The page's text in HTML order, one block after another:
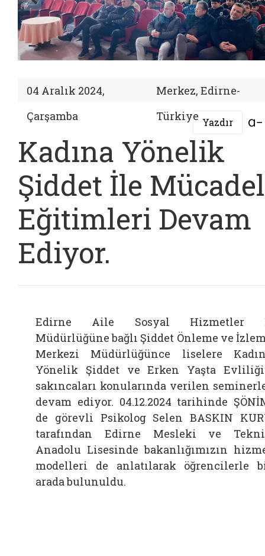
04 Aralık 2024,
Çarşamba
Merkez, Edirne-
Türkiye Yazdır
Kadına Yönelik
Şiddet İle
Eğitimleri Devam
Ediyor.
Edirne Aile Sosyal Hizmetler
Müdürlüğüne bağlı Şiddet Önleme ve
Merkezi Müdürlüğünce liselere
Yönelik Şiddet ve Erken Yaşta
sakıncaları konularında verilen
devam ediyor. 04.12.2024 tarihinde
de görevli Psikolog Selen BASKIN
tarafından Edirne Mesleki ve
Anadolu Lisesinde bakanlığımızın
modelleri de anlatılarak öğrencilerle
arada bulunuldu.